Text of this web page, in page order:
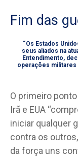
Fim das
“Os Estados
seus aliados na
Entendimento,
operações militares
O primeiro
Irã e EUA
iniciar qualquer
contra os
da força uns